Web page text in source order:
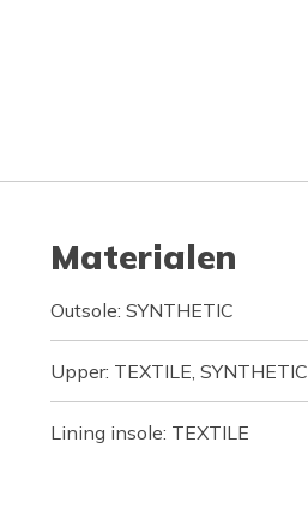
Materialen
Outsole: SYNTHETIC
Upper: TEXTILE, SYNTHETIC
Lining insole: TEXTILE